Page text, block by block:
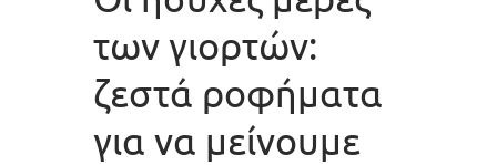
των γιορτών:
ζεστά ροφήματα
για να μείνουμε